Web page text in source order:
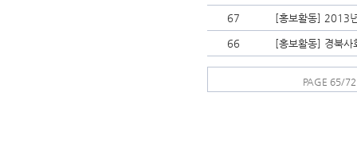
67 [홍보활동] 2013
66 [홍보활동] 경북사
PAGE 65/72